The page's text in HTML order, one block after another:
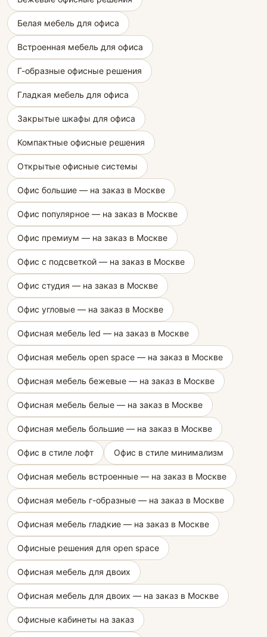
Белая мебель для офиса
Встроенная мебель для офиса
Г-образные офисные решения
Гладкая мебель для офиса
Закрытые шкафы для офиса
Компактные офисные решения
Открытые офисные системы
Офис большие — на заказ в Москве
Офис популярное — на заказ в Москве
Офис премиум — на заказ в Москве
Офис с подсветкой — на заказ в Москве
Офис студия — на заказ в Москве
Офис угловые — на заказ в Москве
Офисная мебель led — на заказ в Москве
Офисная мебель open space — на заказ в Москве
Офисная мебель бежевые — на заказ в Москве
Офисная мебель белые — на заказ в Москве
Офисная мебель большие — на заказ в Москве
Офис в стиле лофт Офис в стиле минимализм
Офисная мебель встроенные — на заказ в Москве
Офисная мебель г-образные — на заказ в Москве
Офисная мебель гладкие — на заказ в Москве
Офисные решения для open space
Офисная мебель для двоих
Офисная мебель для двоих — на заказ в Москве
Офисные кабинеты на заказ